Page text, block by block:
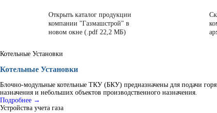
Открыть каталог продукции
компании "Газмашстрой" в
новом окне (.pdf 22,2 МБ)
Котельные Установки
Котельные Установки
Блочно-модульные котельные ТКУ (БКУ) предназначены для подачи
назначения и небольших объектов производственного назначения.
Подробнее →
Устройства учета газа